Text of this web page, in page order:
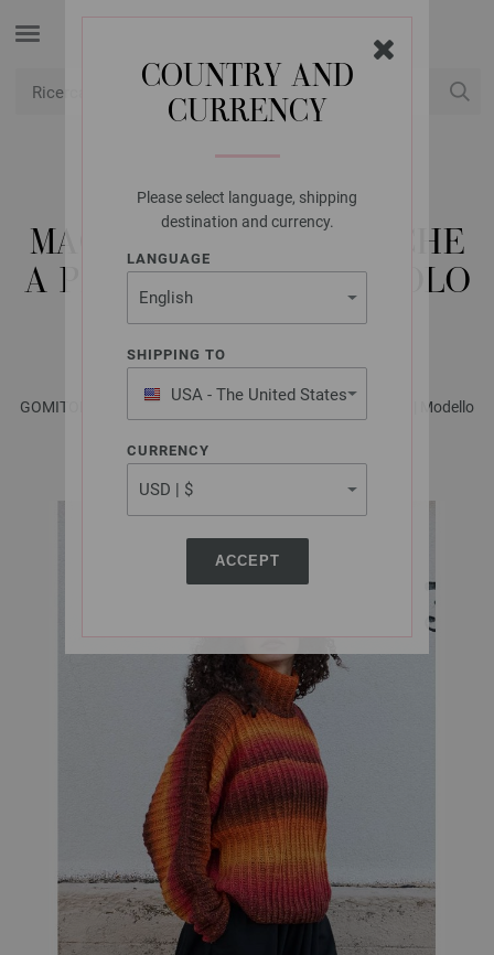
COUNTRY AND
CURRENCY
Please select language, shipping
destination and currency.
LANGUAGE
SHIPPING TO
USA - The United States
of America
CURRENCY
ACCEPT
LANA GROSSA
MAGLIONE CON MANICHE
A PIPISTRELLO GOMITOLO
VERSIONE
GOMITOLO No. 16 - Rivista tedesca + istruzioni in italiano | Modello